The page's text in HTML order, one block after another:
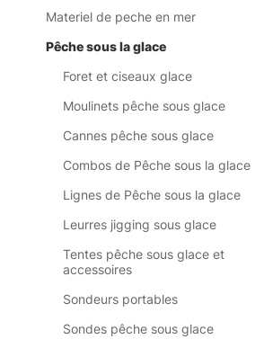
Materiel de peche en mer
Pêche sous la glace
Foret et ciseaux glace
Moulinets pêche sous glace
Cannes pêche sous glace
Combos de Pêche sous la glace
Lignes de Pêche sous la glace
Leurres jigging sous glace
Tentes pêche sous glace et
accessoires
Sondeurs portables
Sondes pêche sous glace